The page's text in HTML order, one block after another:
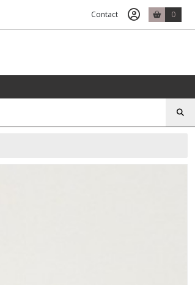
Contact 0